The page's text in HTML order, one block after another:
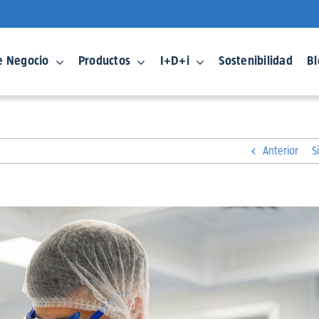
Negocio Productos I+D+i Sostenibilidad
Anterior